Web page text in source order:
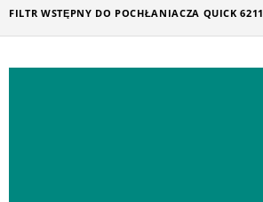
FILTR WSTĘPNY DO POCHŁANIACZA QUICK 6211